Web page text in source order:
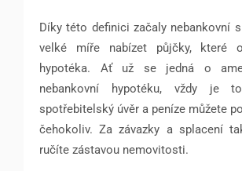
Díky této definici začaly nebankovní
velké míře nabízet půjčky, které
hypotéka. Ať už se jedná o
nebankovní hypotéku, vždy je
spotřebitelský úvěr a peníze můžete
čehokoliv. Za závazky a splacení
ručíte zástavou nemovitosti.